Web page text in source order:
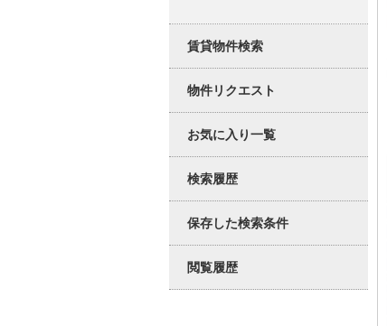
賃貸物件検索
物件リクエスト
お気に入り一覧
検索履歴
保存した検索条件
閲覧履歴